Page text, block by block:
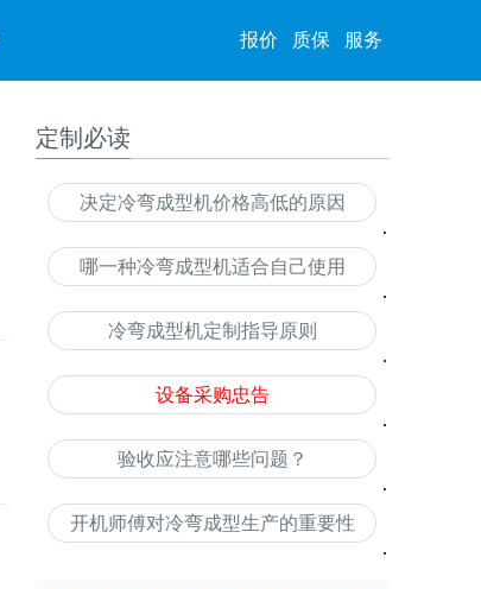
报价 质保 服务
定制必读
决定冷弯成型机价格高低的原因
哪一种冷弯成型机适合自己使用
冷弯成型机定制指导原则
设备采购忠告
验收应注意哪些问题？
开机师傅对冷弯成型生产的重要性